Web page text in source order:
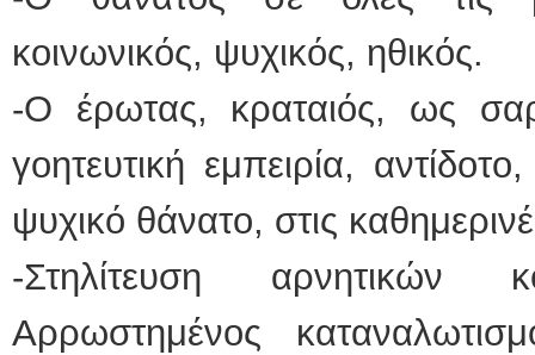
κοινωνικός, ψυχικός, ηθικός.
-Ο έρωτας, κραταιός, ως
γοητευτική εμπειρία,
ψυχικό θάνατο, στις
-Στηλίτευση αρνητικών
Αρρωστημένος